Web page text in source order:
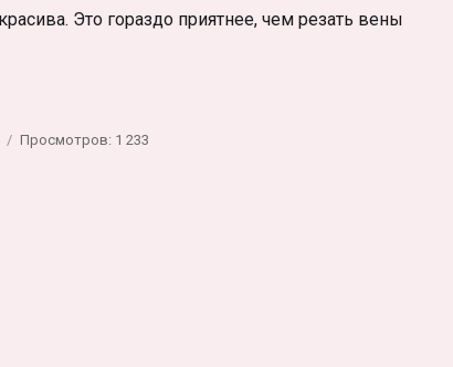
Это гораздо приятнее, чем резать вены
Просмотров: 1 233